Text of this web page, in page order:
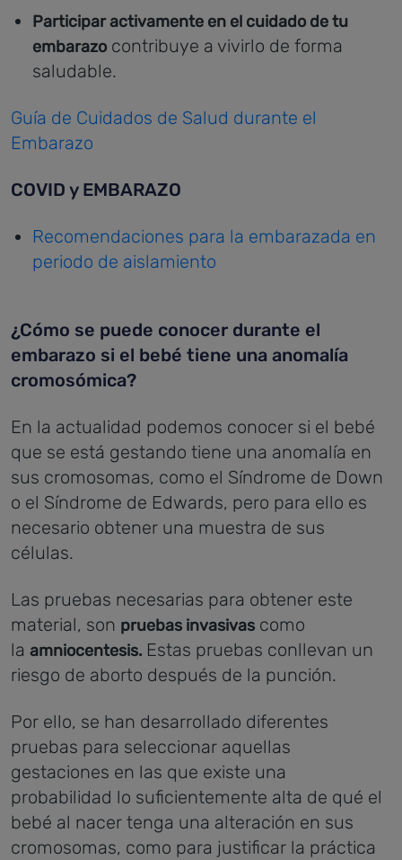
Participar activamente en el cuidado de tu
embarazo contribuye a vivirlo de forma
saludable.
Guía de Cuidados de Salud durante el
Embarazo
COVID y EMBARAZO
Recomendaciones para la embarazada en
periodo de aislamiento
¿Cómo se puede conocer durante el
embarazo si el bebé tiene una anomalía
cromosómica?
En la actualidad podemos conocer si el bebé
que se está gestando tiene una anomalía en
sus cromosomas, como el Síndrome de Down
o el Síndrome de Edwards, pero para ello es
necesario obtener una muestra de sus
células.
Las pruebas necesarias para obtener este
material, son pruebas invasivas como
la amniocentesis. Estas pruebas conllevan un
riesgo de aborto después de la punción.
Por ello, se han desarrollado diferentes
pruebas para seleccionar aquellas
gestaciones en las que existe una
probabilidad lo suficientemente alta de qué el
bebé al nacer tenga una alteración en sus
cromosomas, como para justificar la práctica